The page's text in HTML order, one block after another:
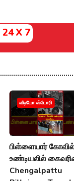
24 X 7
வீடியோ ஸ்டோரி
பிள்ளையார்
உண்டியலில்
Chengalpattu